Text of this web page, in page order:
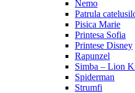
Nemo
Patrula
Pisica Marie
Printesa Sofia
Printese Disney
Rapunzel
Simba – Lion
Spiderman
Strumfi